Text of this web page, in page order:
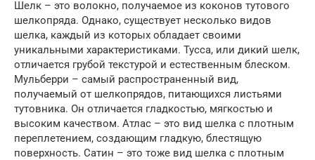
Шелк – это волокно, получаемое из коконов тутового
шелкопряда. Однако, существует несколько видов
шелка, каждый из которых обладает своими
уникальными характеристиками. Тусса, или дикий шелк,
отличается грубой текстурой и естественным блеском.
Мульберри – самый распространенный вид,
получаемый от шелкопрядов, питающихся листьями
тутовника. Он отличается гладкостью, мягкостью и
высоким качеством. Атлас – это вид шелка с плотным
переплетением, создающим гладкую, блестящую
поверхность. Сатин – это тоже вид шелка с плотным